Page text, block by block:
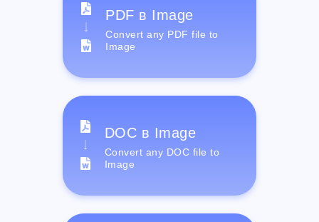
PDF в Image
Convert any PDF file to
Image
DOC в Image
Convert any DOC file to
Image